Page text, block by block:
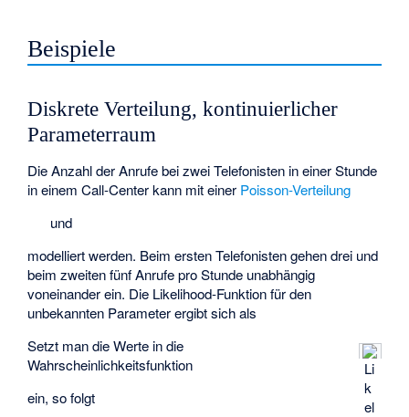
Beispiele
Diskrete Verteilung, kontinuierlicher
Parameterraum
Die Anzahl der Anrufe bei zwei Telefonisten in einer Stunde
in einem Call-Center kann mit einer Poisson-Verteilung
und
modelliert werden. Beim ersten Telefonisten gehen drei und
beim zweiten fünf Anrufe pro Stunde unabhängig
voneinander ein. Die Likelihood-Funktion für den
unbekannten Parameterergibt sich als
Li
k
el
Setzt man die Werte in die
Wahrscheinlichkeitsfunktion
ein, so folgt